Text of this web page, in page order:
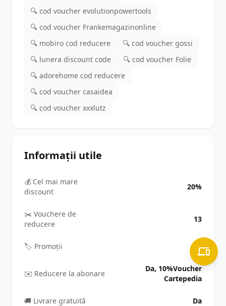
🔍 cod voucher evolutionpowertools
🔍 cod voucher Frankemagazinonline
🔍 mobiro cod reducere
🔍 cod voucher gossi
🔍 lunera discount code
🔍 cod voucher Folie
🔍 adorehome cod reducere
🔍 cod voucher casaidea
🔍 cod voucher xxxlutz
Informații utile
💰 Cel mai mare
discount
20%
✂️ Vouchere de
reducere
13
🏷️ Promoții 2
✉️ Reducere la abonare
Da, 10%Voucher
Cartepedia
🚚 Livrare gratuită Da